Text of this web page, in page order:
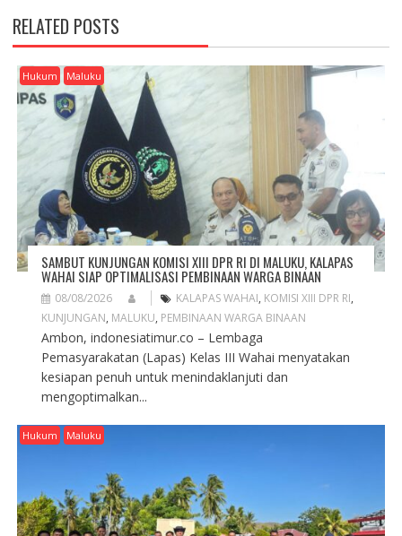
N
A
V
G
A
RELATED POSTS
Hukum Maluku
SAMBUT KUNJUNGAN KOMISI XIII DPR RI DI MALUKU, KALAPAS
WAHAI SIAP OPTIMALISASI PEMBINAAN WARGA BINAAN
08/08/2026 KALAPAS WAHAI, KOMISI XIII DPR RI,
KUNJUNGAN, MALUKU, PEMBINAAN WARGA BINAAN
Ambon, indonesiatimur.co – Lembaga
Pemasyarakatan (Lapas) Kelas III Wahai menyatakan
kesiapan penuh untuk menindaklanjuti dan
mengoptimalkan...
Hukum Maluku